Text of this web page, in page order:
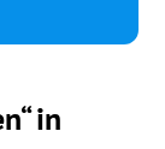
in